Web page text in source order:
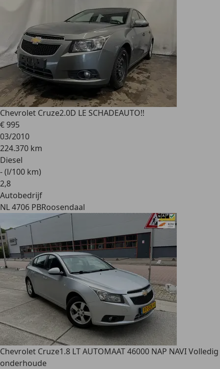
Chevrolet Cruze2.0D LE SCHADEAUTO!!
€ 995
03/2010
224.370 km
Diesel
- (l/100 km)
2,8
Autobedrijf
NL 4706 PBRoosendaal
Chevrolet Cruze1.8 LT AUTOMAAT 46000 NAP NAVI Volledig
onderhoude